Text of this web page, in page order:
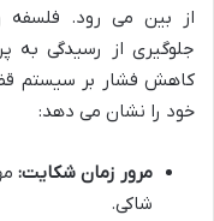
از بین می رود. فلسفه
جلوگیری از رسیدگی به
کاهش فشار بر سیستم
خود را نشان می دهد:
مرور زمان شکایت:
شاکی.